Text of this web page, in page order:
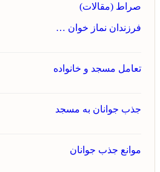
صراط (مقالات)
فرزندان نماز خوان …
تعامل مسجد و خانواده
جذب جوانان به مسجد
موانع جذب جوانان